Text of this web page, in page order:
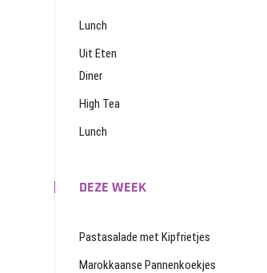
Lunch
Uit Eten
Diner
High Tea
Lunch
DEZE WEEK
Pastasalade met Kipfrietjes
Marokkaanse Pannenkoekjes